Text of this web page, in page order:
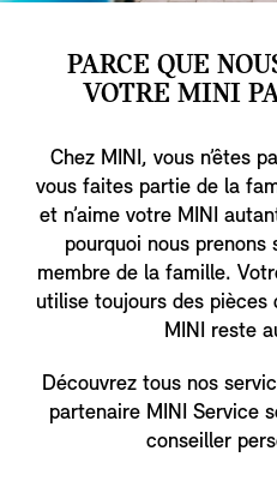
PARCE QUE
VOTRE MINI
Chez MINI, vous n’êtes
vous faites partie de la
et n’aime votre MINI
pourquoi nous prenons
membre de la famille.
utilise toujours des pièces
MINI reste
Découvrez tous nos
partenaire MINI Service
conseiller